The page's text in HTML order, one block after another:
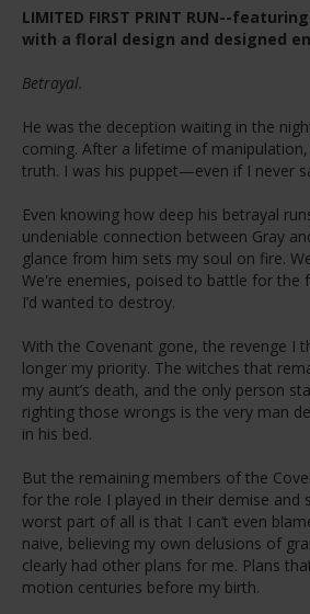
LIMITED FIRST PRINT RUN--
with a floral design and designed
Betrayal.
He was the deception waiting in the
coming. After a lifetime of
truth. I was his puppet—even if I never
Even knowing how deep his betrayal
undeniable connection between Gray
glance from him sets my soul on fire.
We're enemies, poised to battle for the
I’d wanted to destroy.
With the Covenant gone, the revenge I
longer my priority. The witches that
my aunt’s death, and the only person
righting those wrongs is the very man
in his bed.
But the remaining members of the
for the role I played in their demise and
worst part of all is that I can’t even
naive, believing my own delusions of
clearly had other plans for me. Plans
motion centuries before my birth.